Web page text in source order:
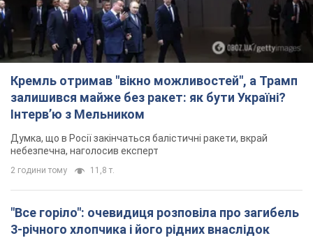
Кремль отримав "вікно можливостей", а Трамп
залишився майже без ракет: як бути Україні?
Інтерв’ю з Мельником
Думка, що в Росії закінчаться балістичні ракети, вкрай
небезпечна, наголосив експерт
2 години тому 11,8 т.
"Все горіло": очевидиця розповіла про загибель
3-річного хлопчика і його рідних внаслідок